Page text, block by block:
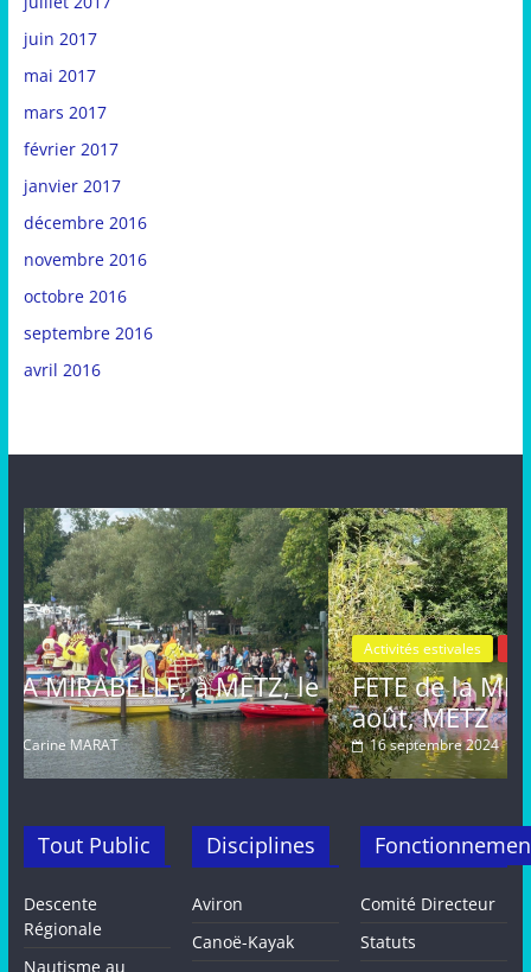
juin 2017
mai 2017
mars 2017
février 2017
janvier 2017
décembre 2016
novembre 2016
octobre 2016
septembre 2016
avril 2016
le
Activités estivales Actualités
FETE de la MIRABELLE, dimanche
août, METZ
16 septembre 2024 Carine MARAT
Tout Public
Descente
Régionale
Nautisme au
Disciplines
Aviron
Canoë-Kayak
Comité Directeur
Statuts